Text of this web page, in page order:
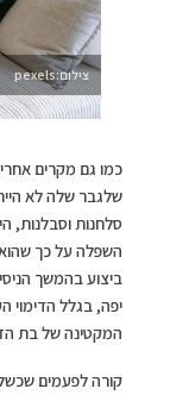
צילום:pexels
כמו גם מקרים
שלגבר שלה לא
סלחנות וסבלנות,
השפלה על כך
ביצוע בהמשך
יפה, בגלל הדימוי
המקטינה של בת
קורה לפעמים